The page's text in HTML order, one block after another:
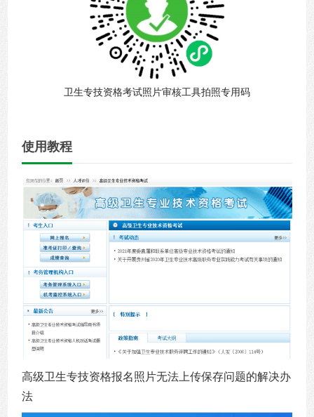
卫生专技资格考试照片审核工具拍照专用码
使用教程
高级卫生专技资格报名照片无法上传保存问题的解决办
法